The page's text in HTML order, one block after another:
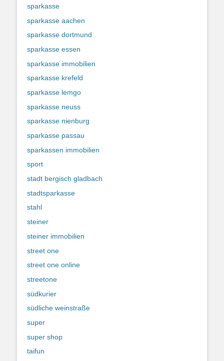
sparkasse
sparkasse aachen
sparkasse dortmund
sparkasse essen
sparkasse immobilien
sparkasse krefeld
sparkasse lemgo
sparkasse neuss
sparkasse nienburg
sparkasse passau
sparkassen immobilien
sport
stadt bergisch gladbach
stadtsparkasse
stahl
steiner
steiner immobilien
street one
street one online
streetone
südkurier
südliche weinstraße
super
super shop
taifun